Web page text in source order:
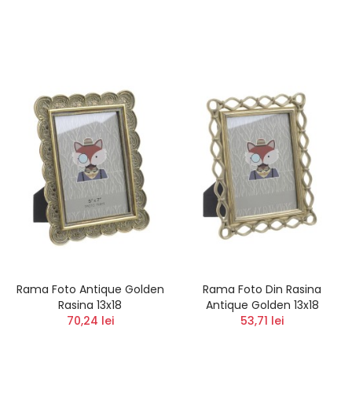
Rama Foto Antique Golden
Rasina 13x18
70,24 lei
Rama Foto Din Rasina
Antique Golden 13x18
53,71 lei